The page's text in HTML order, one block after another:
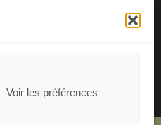
Voir les préférences